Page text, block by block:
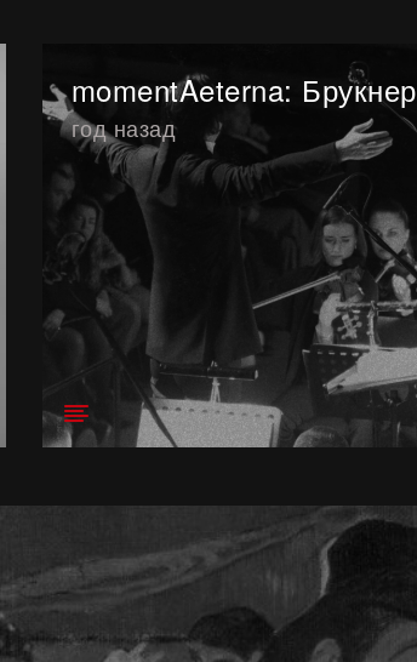
momentAeterna: Брукнер
год назад